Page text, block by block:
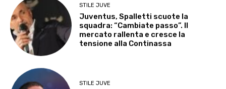
STILE JUVE
Juventus, Spalletti scuote la
squadra: “Cambiate passo”. Il
mercato rallenta e cresce la
tensione alla Continassa
STILE JUVE